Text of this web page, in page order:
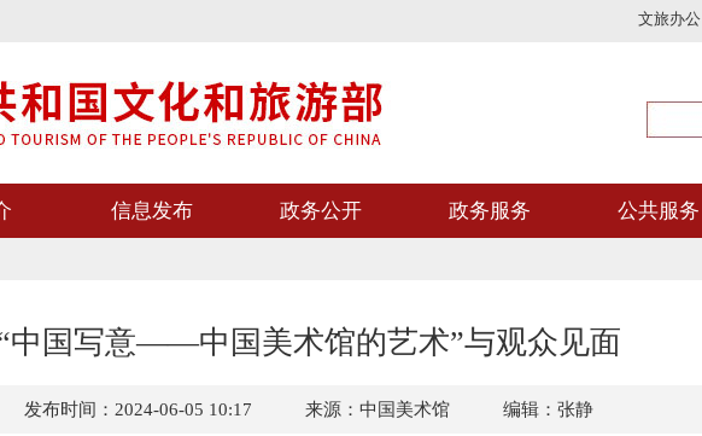
文旅办公
信息发布 政务公开 政务服务 公共服务
中国写意——中国美术馆的艺术”与观众见面
发布时间：2024-06-05 10:17 来源：中国美术馆 编辑：张静